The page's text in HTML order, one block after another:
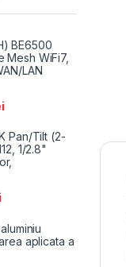
BE6500
Mesh WiFi7,
LAN
Pan/Tilt (2-
1/2.8"
aplicata a